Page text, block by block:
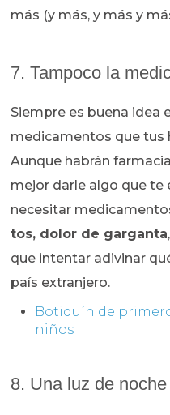
más (y más, y más y
7. Tampoco la
Siempre es buena idea
medicamentos que tus
Aunque habrán
mejor darle algo que te
necesitar
tos, dolor de garganta
que intentar adivinar
país extranjero.
Botiquín de
niños
8. Una luz de noche